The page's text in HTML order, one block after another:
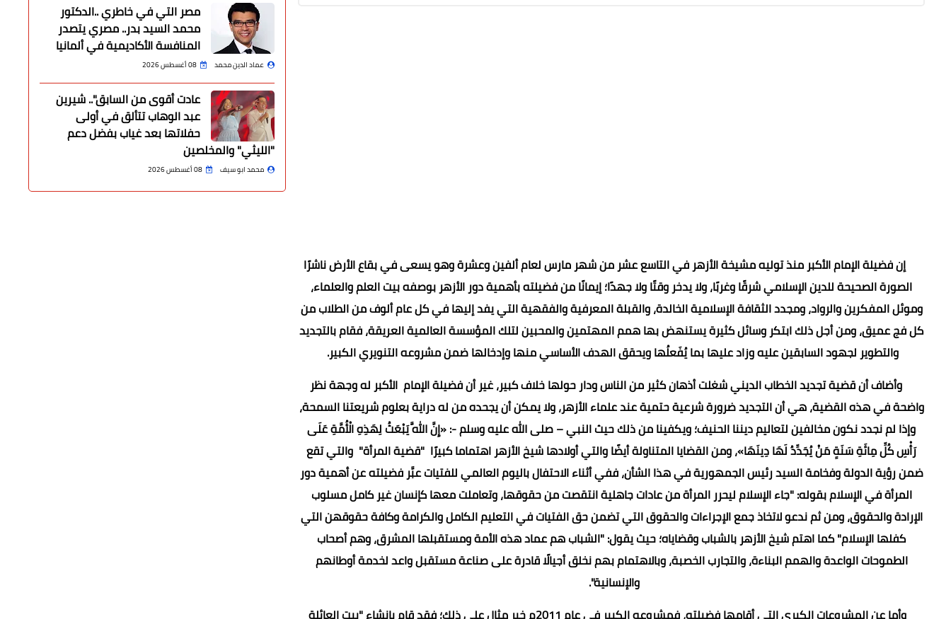
إن فضيلة الإمام الأكبر منذ توليه مشيخة الأزهر في التاسع عشر من شهر مارس لعام ألفين وعشرة وهو يسعى في بقاع الأرض ناشرًا
الصورة الصحيحة للدين الإسلامي شرقًا وغربًا، ولا يدخر وقتًا ولا جهدًا؛ إيمانًا من فضيلته بأهمية دور الأزهر بوصفه بيت العلم والعلماء،
وموئل المفكرين والرواد، ومجدد الثقافة الإسلامية الخالدة، والقبلة المعرفية والفقهية التي يفد إليها في كل عام ألوف من الطلاب من
كل فج عميق، ومن أجل ذلك ابتكر وسائل كثيرة يستنهض بها همم المهتمين والمحبين لتلك المؤسسة العالمية العريقة، فقام بالتجديد
والتطوير لجهود السابقين عليه وزاد عليها بما يُفَعلُها ويحقق الهدف الأساسي منها وإدخالها ضمن مشروعه التنويري الكبير.
وأضاف أن قضية تجديد الخطاب الديني شغلت أذهان كثير من الناس ودار حولها خلاف كبير، غير أن فضيلة الإمام الأكبر له وجهة نظر
واضحة في هذه القضية، هي أن التجديد ضرورة شرعية حتمية عند علماء الأزهر، ولا يمكن أن يجحده من له دراية بعلوم شريعتنا السمحة،
وإذا لم نجدد نكون مخالفين لتعاليم ديننا الحنيف؛ ويكفينا من ذلك حيث النبي – صلى الله عليه وسلم -: «إِنَّ اللَّهَ يَبْعَثُ لِهَذِهِ الْأُمَّةِ عَلَى
رَأْسِ كُلِّ مِائَةِ سَنَةٍ مَنْ يُجَدِّدُ لَهَا دِينَهَا»، ومن القضايا المتناولة أيضًا والتي أولادها شيخ الأزهر اهتماما كبيرًا "قضية المرأة" والتي تقع
ضمن رؤية الدولة وفخامة السيد رئيس الجمهورية في هذا الشأن، ففي أثناء الاحتفال باليوم العالمي للفتيات عبَّر فضيلته عن أهمية دور
المرأة في الإسلام بقوله: "جاء الإسلام ليحرر المرأة من عادات جاهلية انتقصت من حقوقها، وتعاملت معها كإنسان غير كامل مسلوب
الإرادة والحقوق، ومن ثم ندعو لاتخاذ جمع الإجراءات والحقوق التي تضمن حق الفتيات في التعليم الكامل والكرامة وكافة حقوقهن التي
كفلها الإسلام" كما اهتم شيخ الأزهر بالشباب وقضاياه؛ حيث يقول: "الشباب هم عماد هذه الأمة ومستقبلها المشرق، وهم أصحاب
الطموحات الواعدة والهمم البناءة، والتجارب الخصبة، وبالاهتمام بهم نخلق أجيالًا قادرة على صناعة مستقبل واعد لخدمة أوطانهم
والإنسانية".
مصر التي في خاطري ..الدكتور
محمد السيد بدر.. مصري يتصدر
المنافسة الأكاديمية في ألمانيا
عماد الدين محمد 08 أغسطس 2026
عادت أقوى من السابق".. شيرين
عبد الوهاب تتألق في أولى
حفلاتها بعد غياب بفضل دعم
"الليثي" والمخلصين
محمد ابو سيف 08 أغسطس 2026